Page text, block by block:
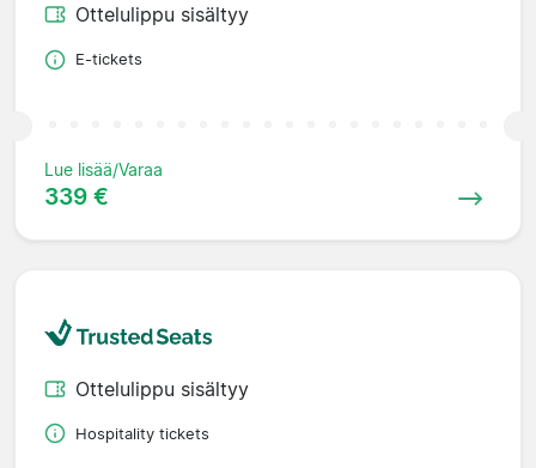
Ottelulippu sisältyy
E-tickets
Lue lisää/Varaa
339 €
Ottelulippu sisältyy
Hospitality tickets